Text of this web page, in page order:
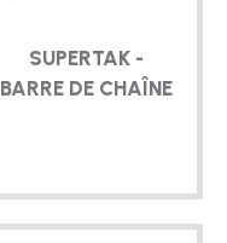
SUPERTAK -
BARRE DE CHAÎNE